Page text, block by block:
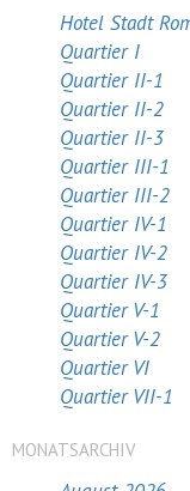
Hotel Stadt
Quartier I
Quartier II-1
Quartier II-2
Quartier II-3
Quartier III-1
Quartier III-2
Quartier IV-1
Quartier IV-2
Quartier IV-3
Quartier V-1
Quartier V-2
Quartier VI
Quartier VII-1
MONATSARCHIV